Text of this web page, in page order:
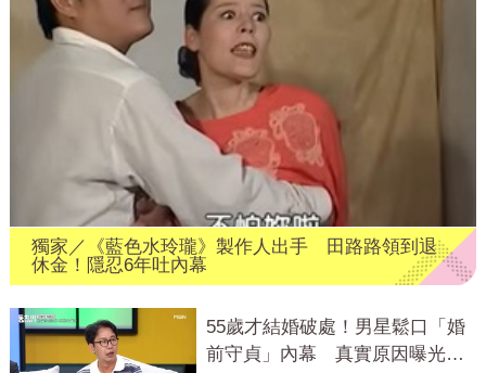
獨家／《藍色水玲瓏》製作人出手 田路路領到退
休金！隱忍6年吐內幕
55歲才結婚破處！男星鬆口「婚
前守貞」內幕 真實原因曝光全